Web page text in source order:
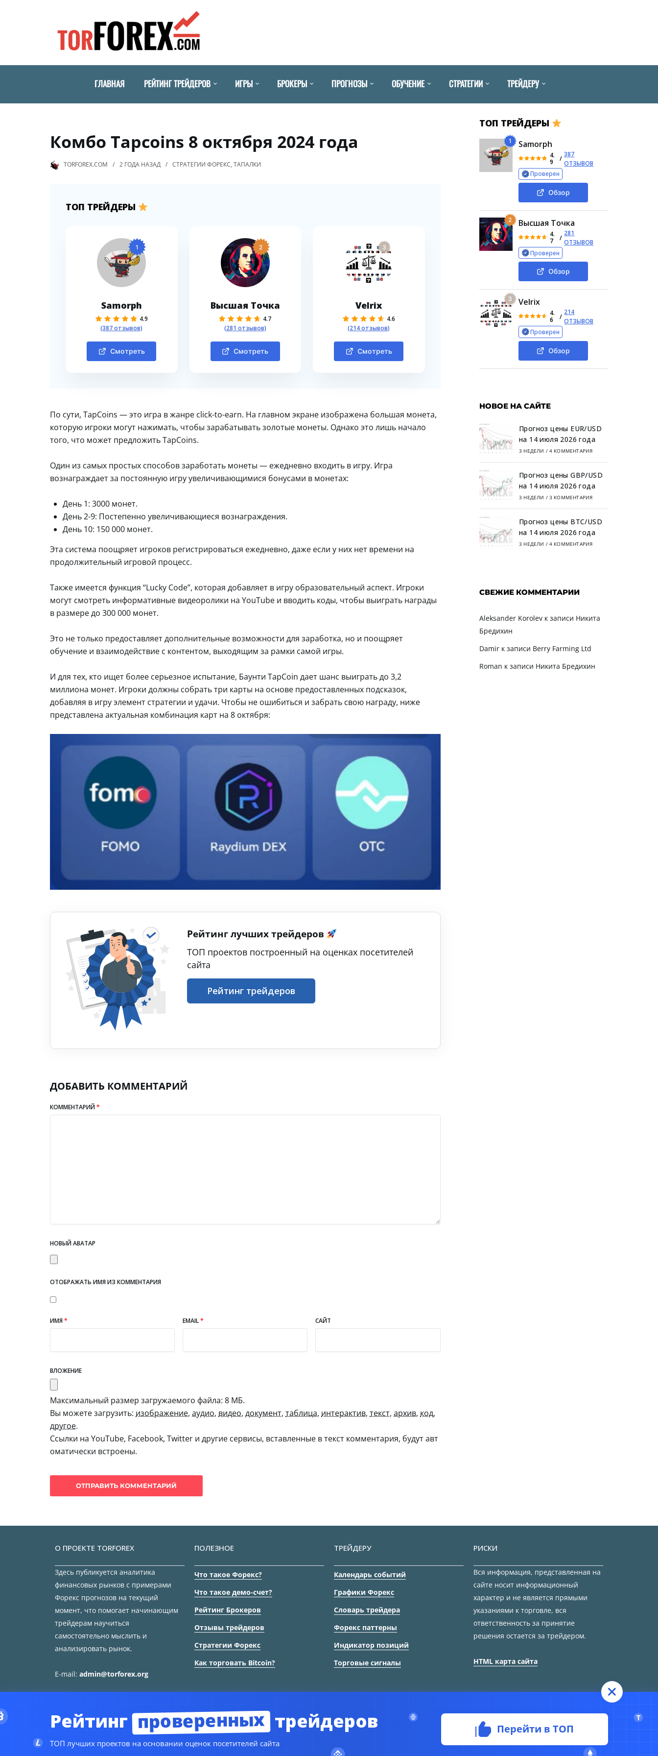
ГЛАВНАЯ РЕЙТИНГ ТРЕЙДЕРОВ ИГРЫ БРОКЕРЫ ПРОГНОЗЫ ОБУЧЕНИЕ СТРАТЕГИИ ТРЕЙДЕРУ
Комбо Tapcoins 8 октября 2024 года
TORFOREX.COM 2 ГОДА НАЗАД СТРАТЕГИИ ФОРЕКС, ТАПАЛКИ
ТОП ТРЕЙДЕРЫ
1
Samorph
4.9
(387 отзывов)
Смотреть
2
Высшая Точка
4.7
(281 отзывов)
Смотреть
3
Velrix
4.6
(214 отзывов)
Смотреть
По сути, TapCoins — это игра в жанре click-to-earn. На главном экране изображена большая монета,
которую игроки могут нажимать, чтобы зарабатывать золотые монеты. Однако это лишь начало
того, что может предложить TapCoins.
Один из самых простых способов заработать монеты — ежедневно входить в игру. Игра
вознаграждает за постоянную игру увеличивающимися бонусами в монетах:
День 1: 3000 монет.
День 2-9: Постепенно увеличивающиеся вознаграждения.
День 10: 150 000 монет.
Эта система поощряет игроков регистрироваться ежедневно, даже если у них нет времени на
продолжительный игровой процесс.
Также имеется функция “Lucky Code”, которая добавляет в игру образовательный аспект. Игроки
могут смотреть информативные видеоролики на YouTube и вводить коды, чтобы выиграть награды
в размере до 300 000 монет.
Это не только предоставляет дополнительные возможности для заработка, но и поощряет
обучение и взаимодействие с контентом, выходящим за рамки самой игры.
И для тех, кто ищет более серьезное испытание, Баунти TapCoin дает шанс выиграть до 3,2
миллиона монет. Игроки должны собрать три карты на основе предоставленных подсказок,
добавляя в игру элемент стратегии и удачи. Чтобы не ошибиться и забрать свою награду, ниже
представлена актуальная комбинация карт на 8 октября:
Рейтинг лучших трейдеров
ТОП проектов построенный на оценках посетителей
сайта
Рейтинг трейдеров
ДОБАВИТЬ КОММЕНТАРИЙ
КОММЕНТАРИЙ*
НОВЫЙ АВАТАР
ОТОБРАЖАТЬ ИМЯ ИЗ КОММЕНТАРИЯ
ИМЯ* EMAIL* САЙТ
ВЛОЖЕНИЕ
Максимальный размер загружаемого файла: 8 МБ.
Вы можете загрузить: изображение, аудио, видео, документ, таблица, интерактив, текст, архив, код,
другое.
Ссылки на YouTube, Facebook, Twitter и другие сервисы, вставленные в текст комментария, будут авт
оматически встроены.
ТОП ТРЕЙДЕРЫ
1 Samorph
4.
9
/
387
ОТЗЫВОВ
Проверен
Обзор
2 Высшая Точка
4.
7
/
281
ОТЗЫВОВ
Проверен
Обзор
3 Velrix
4.
6
/
214
ОТЗЫВОВ
Проверен
Обзор
НОВОЕ НА САЙТЕ
Прогноз цены EUR/USD
на 14 июля 2026 года
3 НЕДЕЛИ / 4 КОММЕНТАРИЯ
Прогноз цены GBP/USD
на 14 июля 2026 года
3 НЕДЕЛИ / 3 КОММЕНТАРИЯ
Прогноз цены BTC/USD
на 14 июля 2026 года
3 НЕДЕЛИ / 4 КОММЕНТАРИЯ
СВЕЖИЕ КОММЕНТАРИИ
Aleksander Korolevк записи Никита
Бредихин
Damirк записи Berry Farming Ltd
Roman к записи Никита Бредихин
О ПРОЕКТЕ TORFOREX
Здесь публикуется аналитика
финансовых рынков с примерами
Форекс прогнозов на текущий
момент, что помогает начинающим
трейдерам научиться
самостоятельно мыслить и
анализировать рынок.
E-mail: admin@torforex.org
ПОЛЕЗНОЕ
Что такое Форекс?
Что такое демо-счет?
Рейтинг Брокеров
Отзывы трейдеров
Стратегии Форекс
Как торговать Bitcoin?
ТРЕЙДЕРУ
Календарь событий
Графики Форекс
Словарь трейдера
Форекс паттерны
Индикатор позиций
Торговые сигналы
РИСКИ
Вся информация, представленная на
сайте носит информационный
характер и не является прямыми
указаниями к торговле, вся
ответственность за принятие
решения остается за трейдером.
HTML карта сайта
© Copyright 2024
Рейтинг проверенных трейдеров
ТОП лучших проектов на основании оценок посетителей сайта
Перейти в ТОП